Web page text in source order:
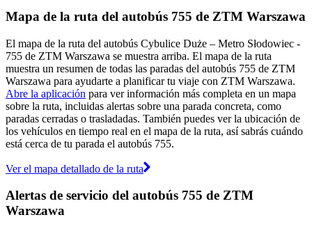
Mapa de la ruta del autobús 755 de ZTM Warszawa
El mapa de la ruta del autobús Cybulice Duże – Metro Słodowiec -
755 de ZTM Warszawa se muestra arriba. El mapa de la ruta
muestra un resumen de todas las paradas del autobús 755 de ZTM
Warszawa para ayudarte a planificar tu viaje con ZTM Warszawa.
Abre la aplicación para ver información más completa en un mapa
sobre la ruta, incluidas alertas sobre una parada concreta, como
paradas cerradas o trasladadas. También puedes ver la ubicación de
los vehículos en tiempo real en el mapa de la ruta, así sabrás cuándo
está cerca de tu parada el autobús 755.
Ver el mapa detallado de la ruta
Alertas de servicio del autobús 755 de ZTM
Warszawa